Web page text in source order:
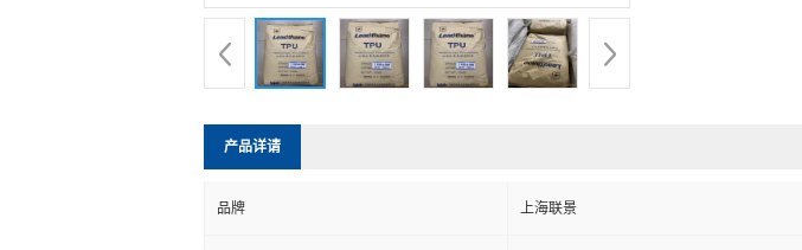
产品详请
品牌 上海联景